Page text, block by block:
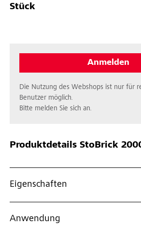
Stück
Anmelden
Die Nutzung des Webshops ist nur für
Benutzer möglich.
Bitte melden Sie sich an.
Produktdetails StoBrick
Eigenschaften
Anwendung